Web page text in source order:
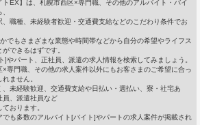
EX】は、札幌市西区×専門職、その他のアルバイト・バイ
職種、未経験者歓迎・交通費支給などのこだわり条件でお
でもさまざまな業態や時間帯などから自分の希望やライフス
できるはずです。
やパート、正社員、派遣の求人情報を検索してみましょう。
×専門職、その他の求人案件以外にもお客さまのご希望に合っ
ません。
未経験歓迎、交通費支給や日払い・週払い、寮・社宅あ
員、派遣社員など
おります。
も多数のアルバイト[バイト]やパートの求人案件が掲載され